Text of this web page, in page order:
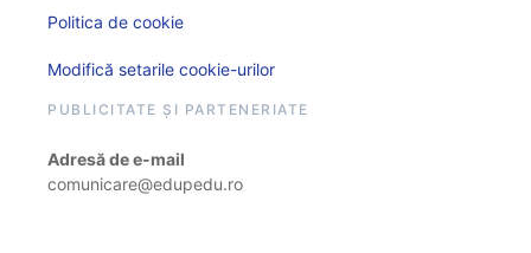
Politica de cookie
Modifică setarile cookie-urilor
PUBLICITATE ȘI PARTENERIATE
Adresă de e-mail
comunicare@edupedu.ro